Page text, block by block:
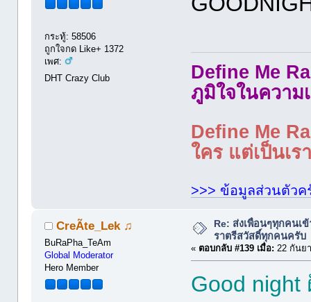
กระทู้: 58506
ถูกใจกด Like+ 1372
เพศ:
DHT Crazy Club
Define Me
ภูมิใจในความ
Define Me
ใคร แต่เป็นเ
>>> ข้อมูลส่วนตัวค
CreÃte_Lek ♫
BuRaPha_TeAm
Global Moderator
Hero Member
Re: ส่งเพื่อนๆทุกคนเ
ราตรีสวัสดิ์ทุกคนครับ
« ตอบกลับ #139 เมื่อ: 22 กันย
Good